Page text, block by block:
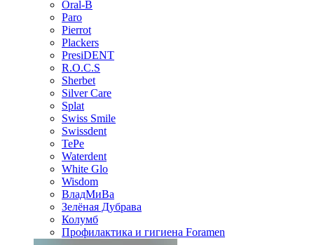
Oral-B
Paro
Pierrot
Plackers
PresiDENT
R.O.C.S
Sherbet
Silver Care
Splat
Swiss Smile
Swissdent
TePe
Waterdent
White Glo
Wisdom
ВладМиВа
Зелёная Дубрава
Колумб
Профилактика и гигиена Foramen